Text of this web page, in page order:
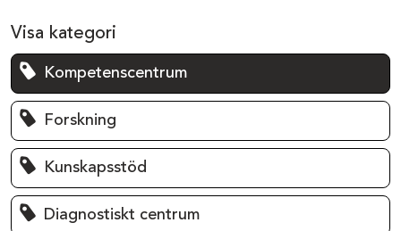
Visa kategori
Kompetenscentrum
Forskning
Kunskapsstöd
Diagnostiskt centrum